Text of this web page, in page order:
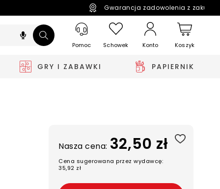
Gwarancja zadowolenia z
Pomoc Schowek Konto Koszyk
GRY I ZABAWKI PAPIERNIK
Nasza cena: 32,50 zł
Cena sugerowana przez wydawcę:
35,92 zł